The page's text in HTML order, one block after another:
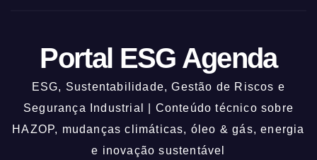
Portal ESG Agenda
ESG, Sustentabilidade, Gestão de Riscos e
Segurança Industrial | Conteúdo técnico sobre
HAZOP, mudanças climáticas, óleo & gás, energia
e inovação sustentável